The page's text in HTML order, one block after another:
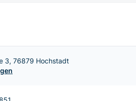
3, 76879 Hochstadt